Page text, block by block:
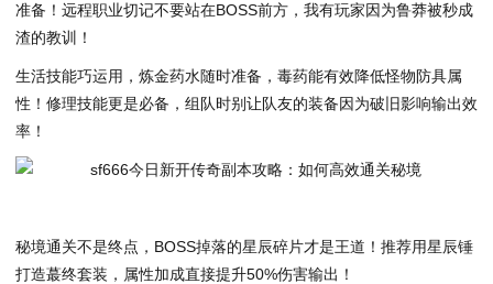
准备！远程职业切记不要站在BOSS前方，我有玩家因为鲁莽被秒成
渣的教训！
生活技能巧运用，炼金药水随时准备，毒药能有效降低怪物防具属
性！修理技能更是必备，组队时别让队友的装备因为破旧影响输出效
率！
秘境通关不是终点，BOSS掉落的星辰碎片才是王道！推荐用星辰锤
打造蕞终套装，属性加成直接提升50%伤害输出！